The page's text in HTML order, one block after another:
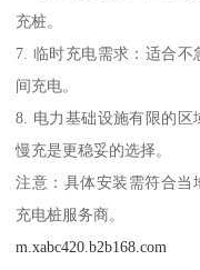
充桩。
7. 临时充电需求：适合
间充电。
8. 电力基础设施有限的区
慢充是更稳妥的选择。
注意：具体安装需符合当
充电桩服务商。
m.xabc420.b2b168.com